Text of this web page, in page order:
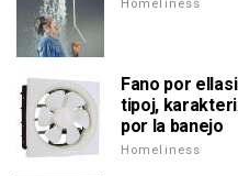
Homeliness
Fano por
tipoj,
por la banejo
Homeliness